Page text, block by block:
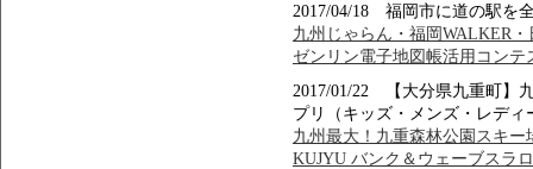
2017/04/18 福岡市に道の駅を
九州じゃらん・福岡WALKER
ゼンリン電子地図帳活用コン
2017/01/22 【大分県九重町】
プリ（キッズ・メンズ・レデ
九州最大！九重森林公園スキー
KUJYU バンク＆ウェーブスラ